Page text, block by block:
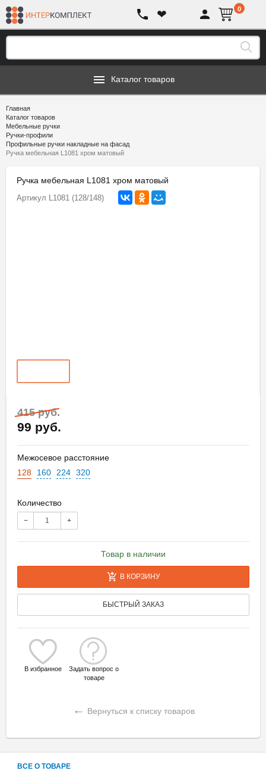
❤ 0
Каталог товаров
Главная
Каталог товаров
Мебельные ручки
Ручки-профили
Профильные ручки накладные на фасад
Ручка мебельная L1081 хром матовый
Ручка мебельная L1081 хром матовый
Артикул L1081 (128/148)
415 руб.
99 руб.
Межосевое расстояние
128
160 224 320
Количество
− +
Товар в наличии
В КОРЗИНУ
БЫСТРЫЙ ЗАКАЗ
В избранное
Задать вопрос о
товаре
← Вернуться к списку товаров
ВСЕ О ТОВАРЕ